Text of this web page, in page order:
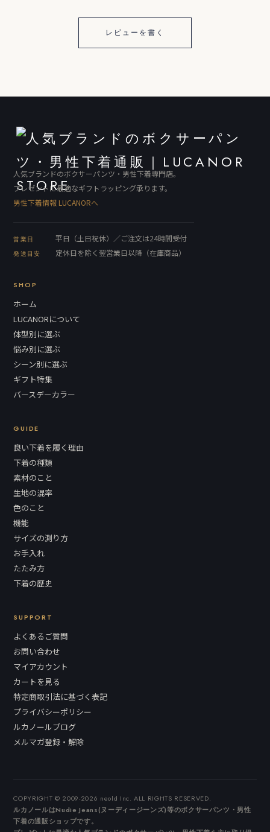
レビューを書く
人気ブランドのボクサーパンツ・男性下着専門店。
プレゼントに最適なギフトラッピング承ります。
男性下着情報 LUCANORへ
営業日 平日（土日祝休）／ご注文は24時間受付
発送目安 定休日を除く翌営業日以降（在庫商品）
SHOP
ホーム
LUCANORについて
体型別に選ぶ
悩み別に選ぶ
シーン別に選ぶ
ギフト特集
バースデーカラー
GUIDE
良い下着を履く理由
下着の種類
素材のこと
生地の混率
色のこと
機能
サイズの測り方
お手入れ
たたみ方
下着の歴史
SUPPORT
よくあるご質問
お問い合わせ
マイアカウント
カートを見る
特定商取引法に基づく表記
プライバシーポリシー
ルカノールブログ
メルマガ登録・解除
COPYRIGHT © 2009-2026 neold Inc. ALL RIGHTS RESERVED.
ルカノールはNudie Jeans(ヌーディージーンズ)等のボクサーパンツ・男性
下着の通販ショップです。